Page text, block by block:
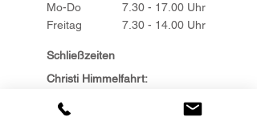
Mo-Do
Freitag
7.30 - 17.00 Uhr
7.30 - 14.00 Uhr
Schließzeiten
Christi Himmelfahrt:
14.05.2026